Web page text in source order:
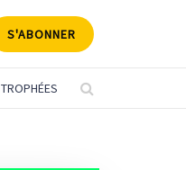
S'ABONNER
TROPHÉES